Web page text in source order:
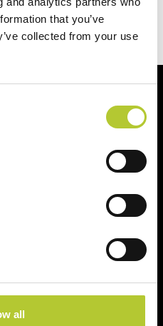
that you’ve
collected from your use
all
i vostri progetti
Prodotti certificati